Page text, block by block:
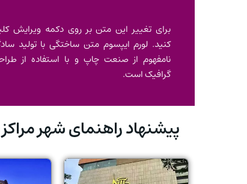
برای تغییر این متن بر روی دکمه ویرایش
کنید. لورم ایپسوم متن ساختگی با تولید
نامفهوم از صنعت چاپ و با استفاده از
گرافیک است.
پیشنهاد راهنمای شهر